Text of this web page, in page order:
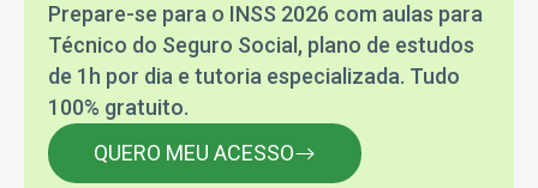
Prepare-se para o INSS 2026 com aulas para
Técnico do Seguro Social, plano de estudos
de 1h por dia e tutoria especializada. Tudo
100% gratuito.
QUERO MEU ACESSO